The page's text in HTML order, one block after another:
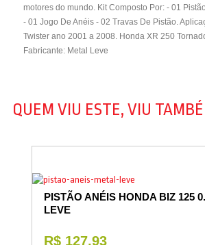
motores do mundo. Kit Composto Por: - 01
- 01 Jogo De Anéis - 02 Travas De Pistão.
Twister ano 2001 a 2008. Honda XR 250
Fabricante: Metal Leve
QUEM VIU ESTE, VIU
PISTÃO ANÉIS HONDA BIZ 125
LEVE
R$ 127,93